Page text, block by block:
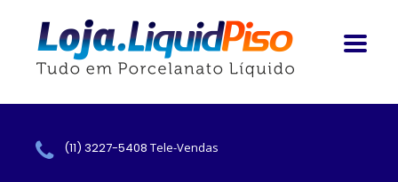
(11) 3227-5408 Tele-Vendas